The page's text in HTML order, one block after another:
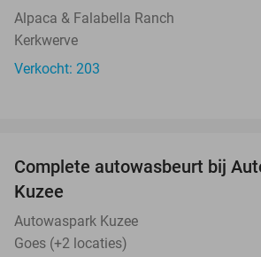
Alpaca & Falabella Ranch
Kerkwerve
Verkocht: 203
Complete autowasbeurt bij
Kuzee
Autowaspark Kuzee
Goes (+2 locaties)